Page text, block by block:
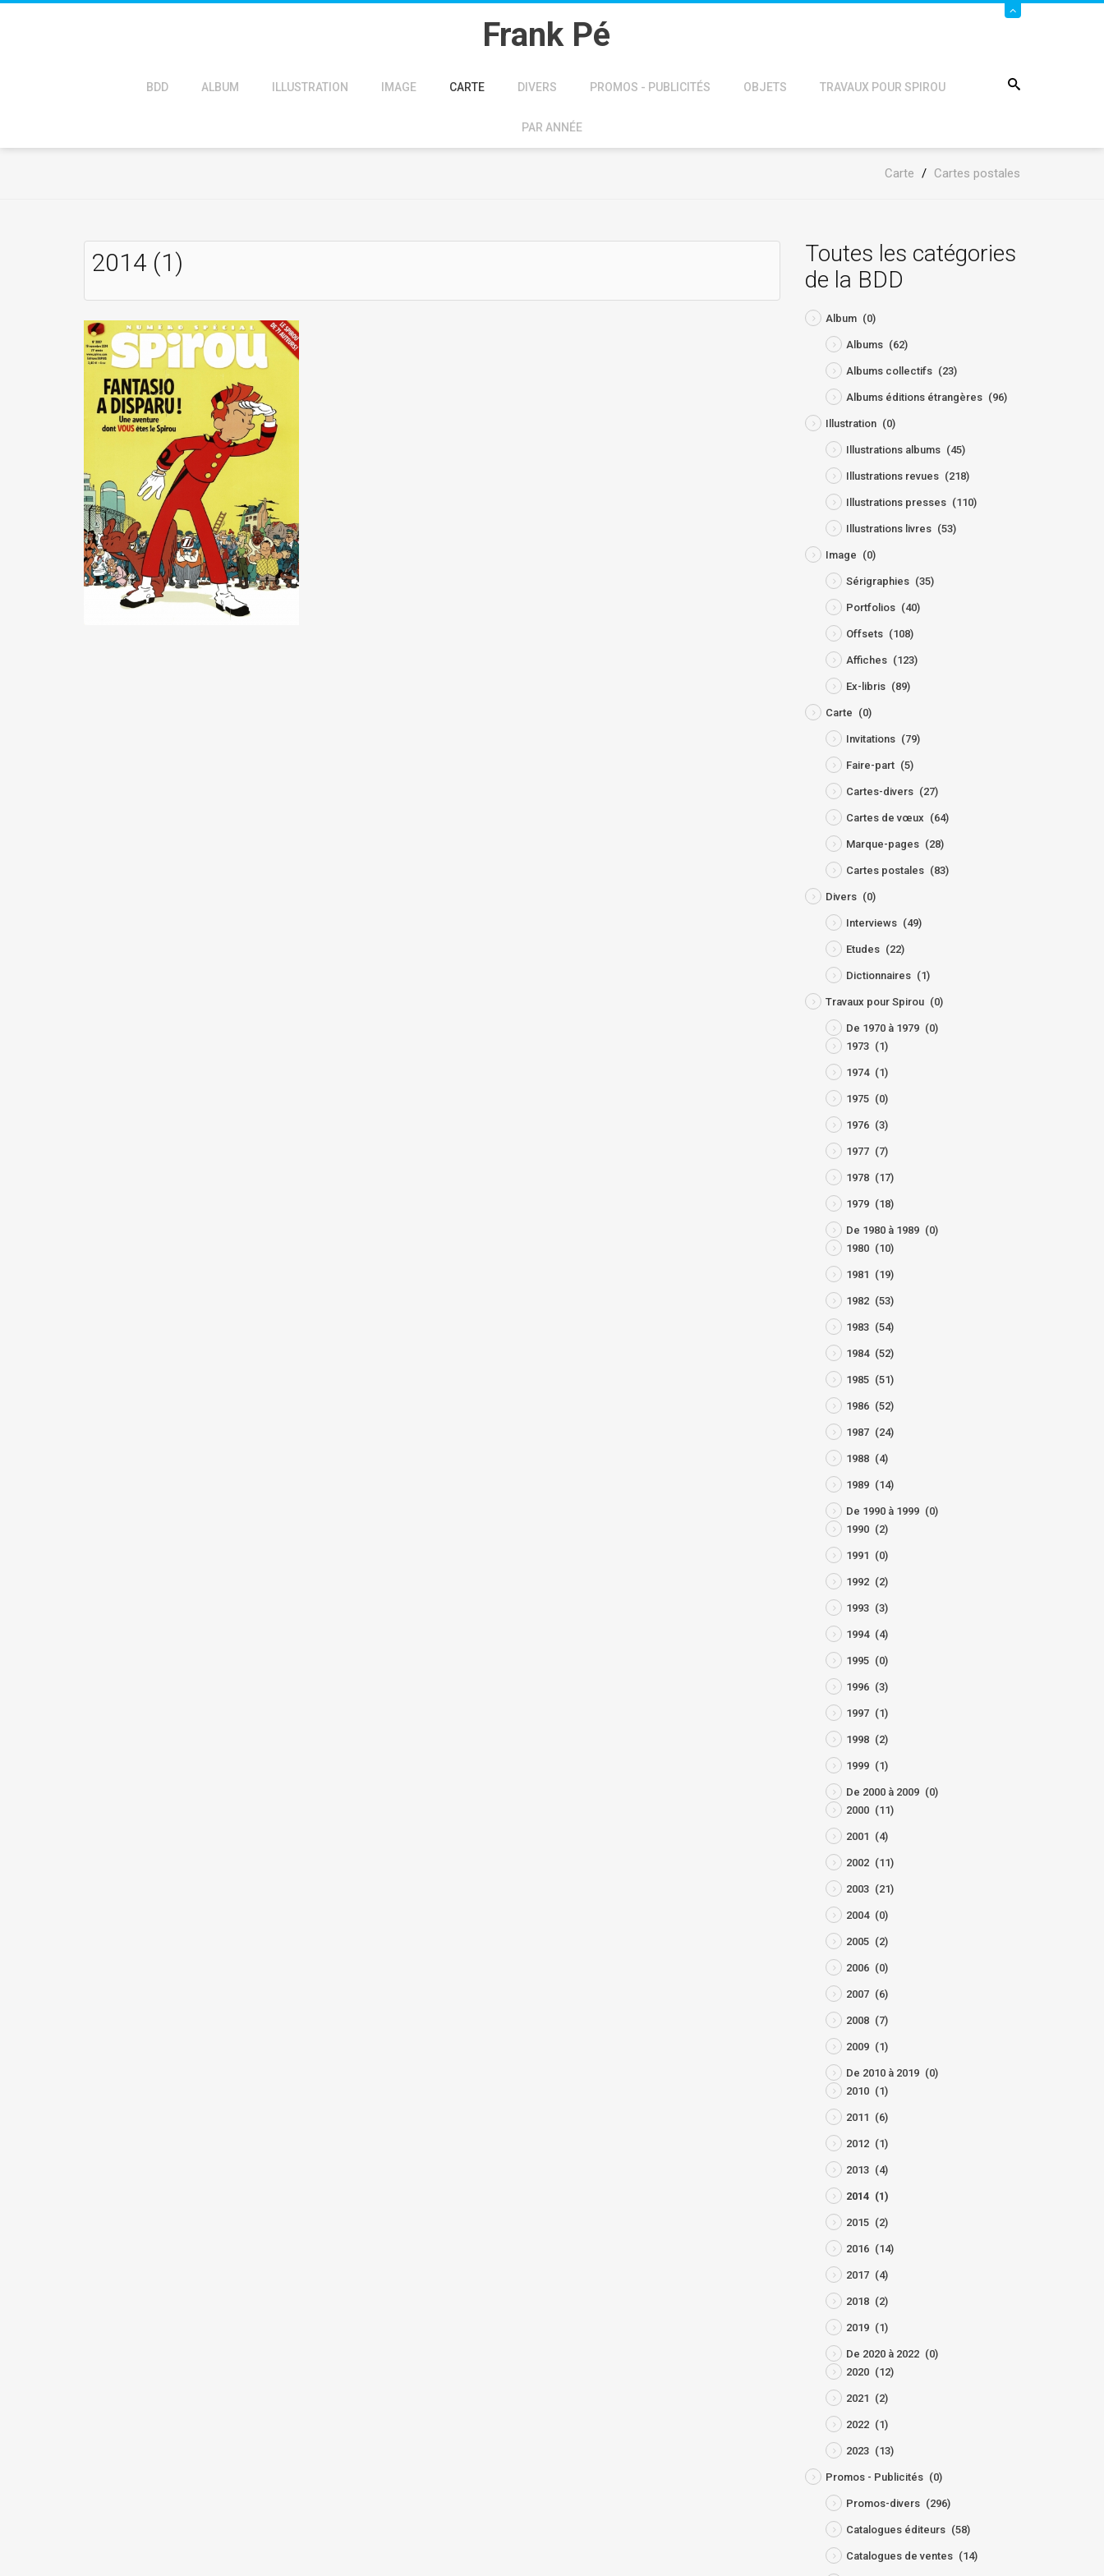
Frank Pé
BDD ALBUM ILLUSTRATION IMAGE CARTE DIVERS PROMOS - PUBLICITÉS OBJETS TRAVAUX POUR SPIROU
PAR ANNÉE
Carte / Cartes postales
2014 (1)
Toutes les catégories
de la BDD
Album (0)
Albums (62)
Albums collectifs (23)
Albums éditions étrangères (96)
Illustration (0)
Illustrations albums (45)
Illustrations revues (218)
Illustrations presses (110)
Illustrations livres (53)
Image (0)
Sérigraphies (35)
Portfolios (40)
Offsets (108)
Affiches (123)
Ex-libris (89)
Carte (0)
Invitations (79)
Faire-part (5)
Cartes-divers (27)
Cartes de vœux (64)
Marque-pages (28)
Cartes postales (83)
Divers (0)
Interviews (49)
Etudes (22)
Dictionnaires (1)
Travaux pour Spirou (0)
De 1970 à 1979 (0)
1973 (1)
1974 (1)
1975 (0)
1976 (3)
1977 (7)
1978 (17)
1979 (18)
De 1980 à 1989 (0)
1980 (10)
1981 (19)
1982 (53)
1983 (54)
1984 (52)
1985 (51)
1986 (52)
1987 (24)
1988 (4)
1989 (14)
De 1990 à 1999 (0)
1990 (2)
1991 (0)
1992 (2)
1993 (3)
1994 (4)
1995 (0)
1996 (3)
1997 (1)
1998 (2)
1999 (1)
De 2000 à 2009 (0)
2000 (11)
2001 (4)
2002 (11)
2003 (21)
2004 (0)
2005 (2)
2006 (0)
2007 (6)
2008 (7)
2009 (1)
De 2010 à 2019 (0)
2010 (1)
2011 (6)
2012 (1)
2013 (4)
2014 (1)
2015 (2)
2016 (14)
2017 (4)
2018 (2)
2019 (1)
De 2020 à 2022 (0)
2020 (12)
2021 (2)
2022 (1)
2023 (13)
Promos - Publicités (0)
Promos-divers (296)
Catalogues éditeurs (58)
Catalogues de ventes (14)